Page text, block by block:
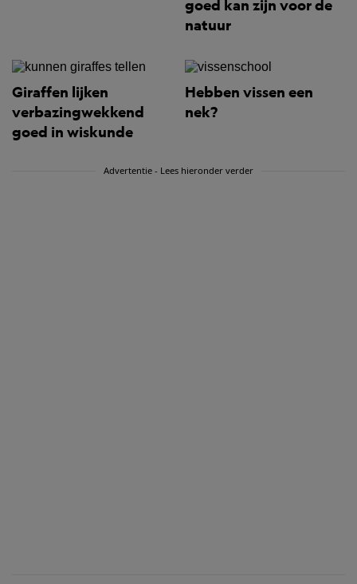
goed kan zijn voor de
natuur
Giraffen lijken
verbazingwekkend
goed in wiskunde
Hebben vissen een
nek?
Advertentie - Lees hieronder verder